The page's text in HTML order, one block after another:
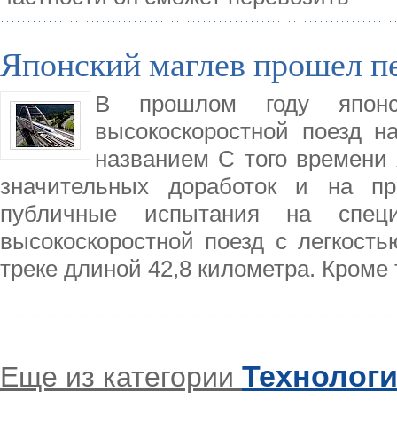
Японский маглев прошел
В прошлом году
высокоскоростной поезд
названием С того времени
значительных доработок и на
публичные испытания на
высокоскоростной поезд с
треке длиной 42,8 километра. Кроме
Еще из категории